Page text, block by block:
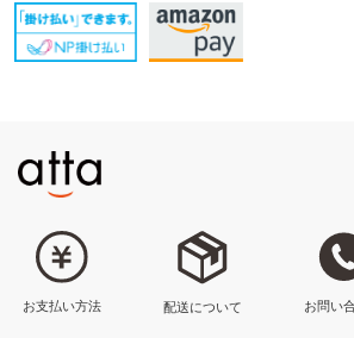
お支払い方法 配送について お問い